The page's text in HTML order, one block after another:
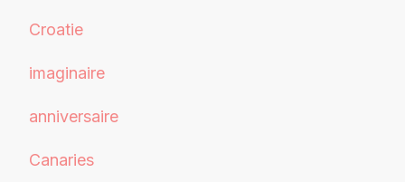
Croatie
imaginaire
anniversaire
Canaries